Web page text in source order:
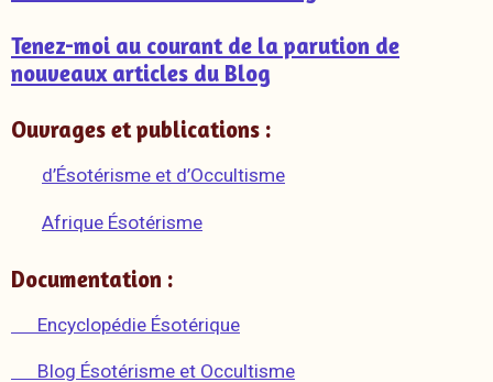
Tenez-moi au courant de la parution de
nouveaux articles du Blog
Ouvrages et publications :
d’Ésotérisme et d’Occultisme
Afrique Ésotérisme
Documentation :
Encyclopédie Ésotérique
Blog Ésotérisme et Occultisme